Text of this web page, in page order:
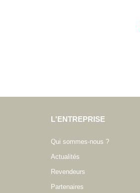
L'ENTREPRISE
Qui sommes-nous ?
Actualités
Revendeurs
Partenaires